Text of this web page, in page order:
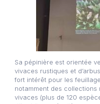
Sa pépinière est orientée
vivaces rustiques et
fort intérêt pour les
notamment des
vivaces (plus de 120